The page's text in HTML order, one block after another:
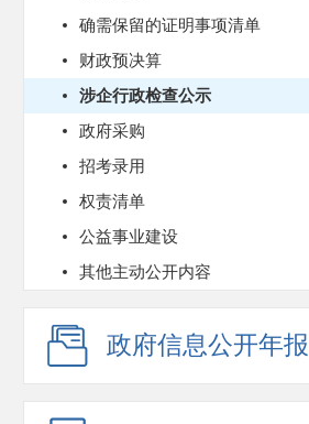
确需保留的证明事项清单
财政预决算
涉企行政检查公示
政府采购
招考录用
权责清单
公益事业建设
其他主动公开内容
政府信息公开年报